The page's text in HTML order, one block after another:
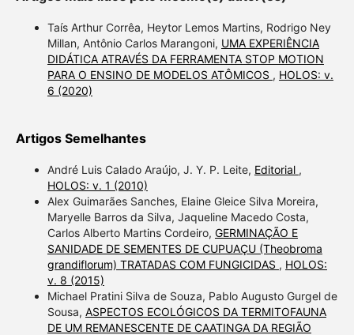
Taís Arthur Corrêa, Heytor Lemos Martins, Rodrigo Ney
Millan, Antônio Carlos Marangoni, UMA EXPERIÊNCIA
DIDÁTICA ATRAVÉS DA FERRAMENTA STOP MOTION
PARA O ENSINO DE MODELOS ATÔMICOS , HOLOS: v.
6 (2020)
Artigos Semelhantes
André Luis Calado Araújo, J. Y. P. Leite, Editorial ,
HOLOS: v. 1 (2010)
Alex Guimarães Sanches, Elaine Gleice Silva Moreira,
Maryelle Barros da Silva, Jaqueline Macedo Costa,
Carlos Alberto Martins Cordeiro, GERMINAÇÃO E
SANIDADE DE SEMENTES DE CUPUAÇU (Theobroma
grandiflorum) TRATADAS COM FUNGICIDAS , HOLOS:
v. 8 (2015)
Michael Pratini Silva de Souza, Pablo Augusto Gurgel de
Sousa, ASPECTOS ECOLÓGICOS DA TERMITOFAUNA
DE UM REMANESCENTE DE CAATINGA DA REGIÃO